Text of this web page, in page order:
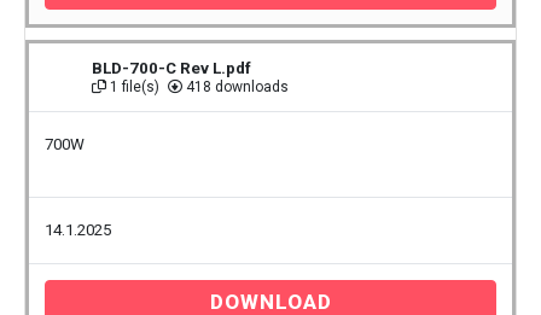
BLD-700-C Rev L.pdf
1 file(s) 418 downloads
700W
14.1.2025
DOWNLOAD